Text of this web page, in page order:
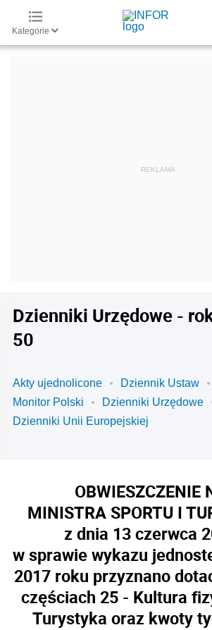
Kategorie
Dzienniki Urzędowe -
50
Akty ujednolicone
Dziennik Ustaw
Monitor Polski
Dzienniki Urzędowe
Dzienniki Unii Europejskiej
OBWIESZCZENIE
MINISTRA SPORTU I
z dnia 13 czerwca
w sprawie wykazu
2017 roku przyznano
częściach 25 - Kultura
Turystyka oraz kwoty